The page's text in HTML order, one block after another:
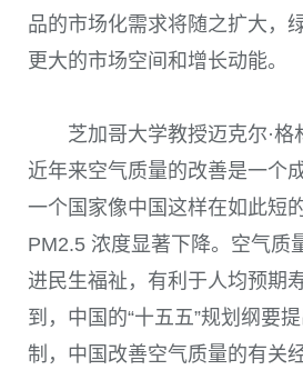
品的市场化需求将随之扩大，
更大的市场空间和增长动能。
芝加哥大学教授迈克尔·格
近年来空气质量的改善是一个
一个国家像中国这样在如此短
PM2.5 浓度显著下降。空气质
进民生福祉，有利于人均预期
到，中国的“十五五”规划纲要
制，中国改善空气质量的有关